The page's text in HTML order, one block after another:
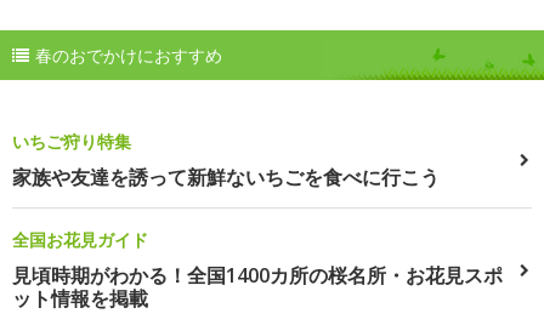
春のおでかけにおすすめ
いちご狩り特集
家族や友達を誘って新鮮ないちごを食べに行こう
全国お花見ガイド
見頃時期がわかる！全国1400カ所の桜名所・お花見スポ
ット情報を掲載